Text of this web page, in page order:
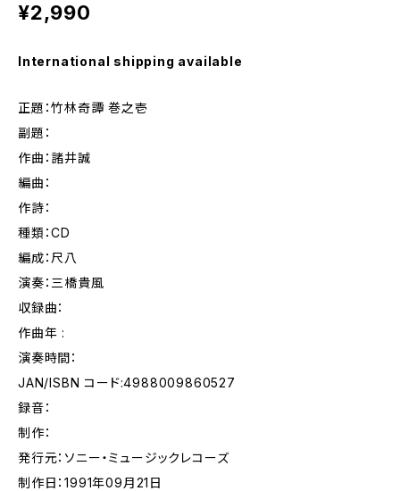
¥2,990
International shipping available
正題：竹林奇譚 巻之壱
副題：
作曲：諸井誠
編曲：
作詩：
種類：CD
編成：尺八
演奏：三橋貴風
収録曲：
作曲年 :
演奏時間：
JAN/ISBN コード:4988009860527
録音：
制作：
発行元：ソニー・ミュージックレコーズ
制作日：1991年09月21日